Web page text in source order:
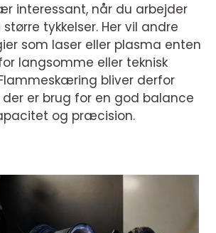
interessant, når du arbejder
tykkelser. Her vil andre
som laser eller plasma enten
langsomme eller teknisk
bliver derfor
er brug for en god balance
og præcision.